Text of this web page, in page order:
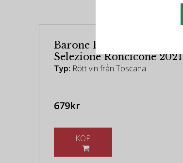
Barone Ricasoli - Gran
Selezione Roncicone 2021
Typ: Rött vin från Toscana
679kr